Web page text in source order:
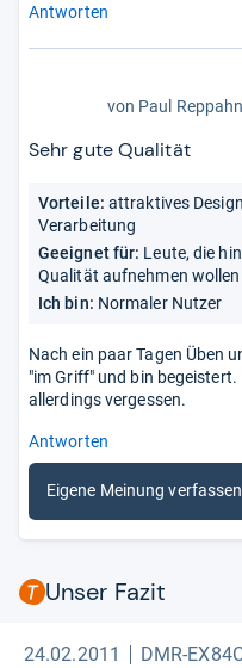
Antworten
5
Sternen
von Paul Reppahn
Sehr gute Qualität
Vorteile: attraktives
Verarbeitung
Geeignet für: Leute, die
Qualität aufnehmen wollen
Ich bin: Normaler Nutzer
Nach ein paar Tagen Üben
"im Griff" und bin
allerdings vergessen.
Antworten
Eigene Meinung verfassen
Unser Fazit
24.02.2011 DMR-